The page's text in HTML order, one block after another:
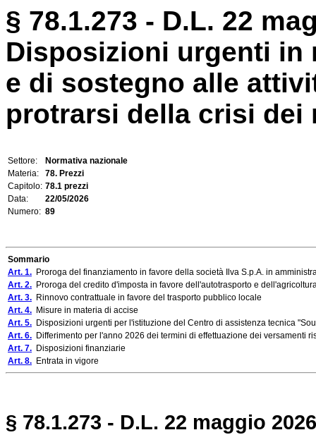
§ 78.1.273 - D.L. 22
Disposizioni urgenti in
e di sostegno alle
protrarsi della crisi dei
Settore:
Normativa nazionale
Materia:
78. Prezzi
Capitolo: 78.1 prezzi
Data:
22/05/2026
Numero: 89
Sommario
Art. 1. Proroga del finanziamento in favore della società Ilva S.p.A. in
Art. 2. Proroga del credito d'imposta in favore dell'autotrasporto e
Art. 3. Rinnovo contrattuale in favore del trasporto pubblico locale
Art. 4. Misure in materia di accise
Art. 5. Disposizioni urgenti per l'istituzione del Centro di assistenza tecnica
Art. 6. Differimento per l'anno 2026 dei termini di effettuazione dei versamenti
Art. 7. Disposizioni finanziarie
Art. 8. Entrata in vigore
§ 78.1.273 - D.L. 22 maggio